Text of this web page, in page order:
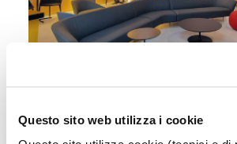
Questo sito web utilizza i cookie
Sala Vip